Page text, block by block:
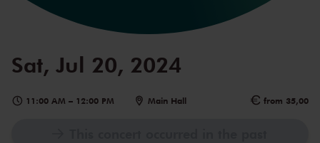
Sat, Jul 20, 2024
11:00 AM – 12:00 PM Main Hall from 35,00